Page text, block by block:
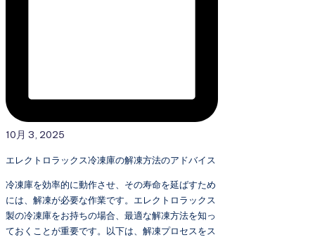
10月 3, 2025
エレクトロラックス冷凍庫の解凍方法のアドバイス
冷凍庫を効率的に動作させ、その寿命を延ばすため
には、解凍が必要な作業です。エレクトロラックス
製の冷凍庫をお持ちの場合、最適な解凍方法を知っ
ておくことが重要です。以下は、解凍プロセスをス